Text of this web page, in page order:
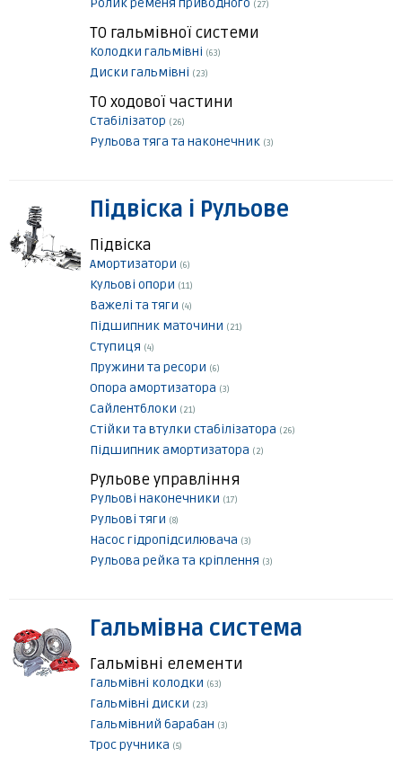
Ролик ременя приводного (27)
ТО гальмівної системи
Колодки гальмівні (63)
Диски гальмівні (23)
ТО ходової частини
Стабілізатор (26)
Рульова тяга та наконечник (3)
Підвіска і Рульове
Підвіска
Амортизатори (6)
Кульові опори (11)
Важелі та тяги (4)
Підшипник маточини (21)
Ступиця (4)
Пружини та ресори (6)
Опора амортизатора (3)
Сайлентблоки (21)
Стійки та втулки стабілізатора (26)
Підшипник амортизатора (2)
Рульове управління
Рульові наконечники (17)
Рульові тяги (8)
Насос гідропідсилювача (3)
Рульова рейка та кріплення (3)
Гальмівна система
Гальмівні елементи
Гальмівні колодки (63)
Гальмівні диски (23)
Гальмівний барабан (3)
Трос ручника (5)